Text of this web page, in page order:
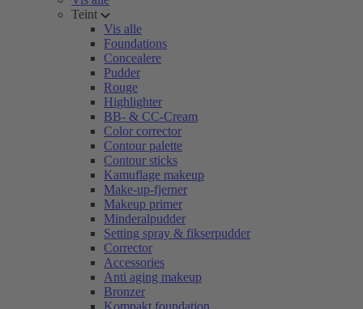
Teint
Vis alle
Foundations
Concealere
Pudder
Rouge
Highlighter
BB- & CC-Cream
Color corrector
Contour palette
Contour sticks
Kamuflage makeup
Make-up-fjerner
Makeup primer
Minderalpudder
Setting spray & fikserpudder
Corrector
Accessories
Anti aging makeup
Bronzer
Kompakt foundation